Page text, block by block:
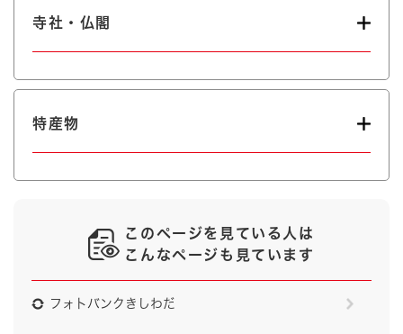
寺社・仏閣
特産物
このページを見ている人は
こんなページも見ています
フォトバンクきしわだ